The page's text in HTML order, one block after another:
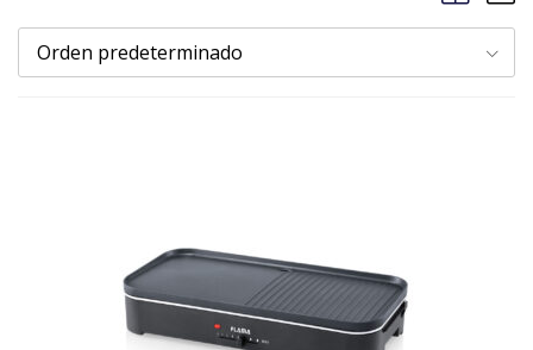
Recuérdame
Orden predeterminado